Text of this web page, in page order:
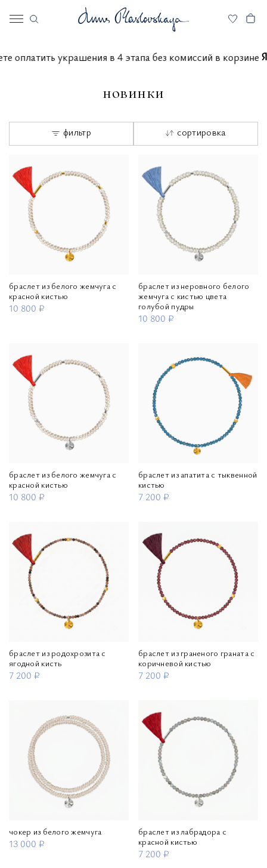
можете оплатить украшения в 4 этапа без комиссий в
новинки
фильтр сортировка
браслет из белого жемчуга с
красной кистью
10 800 ₽
браслет из неровного белого
жемчуга с кистью цвета
голубой пудры
10 800 ₽
браслет из белого жемчуга с
красной кистью
10 800 ₽
браслет из апатита с тыквенной
кистью
7 200 ₽
браслет из родохрозита с
ягодной кисть
7 200 ₽
браслет из граненого граната с
коричневой кистью
7 200 ₽
чокер из белого жемчуга
13 000 ₽
браслет из лабрадора с
красной кистью
7 200 ₽